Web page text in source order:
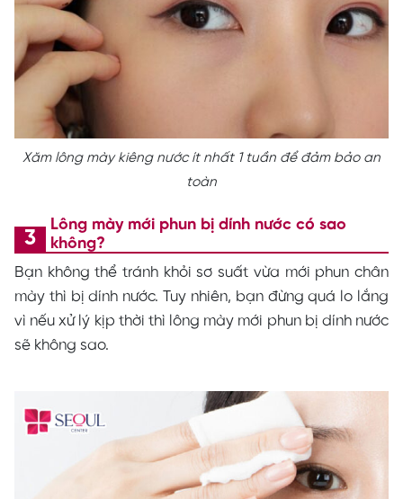
Xăm lông mày kiêng nước ít nhất 1 tuần để đảm bảo an
toàn
Lông mày mới phun bị dính nước có sao
không?
Bạn không thể tránh khỏi sơ suất vừa mới phun chân
mày thì bị dính nước. Tuy nhiên, bạn đừng quá lo lắng
vì nếu xử lý kịp thời thì lông mày mới phun bị dính nước
sẽ không sao.